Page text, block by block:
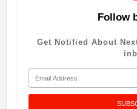
Follow
Get Notified About